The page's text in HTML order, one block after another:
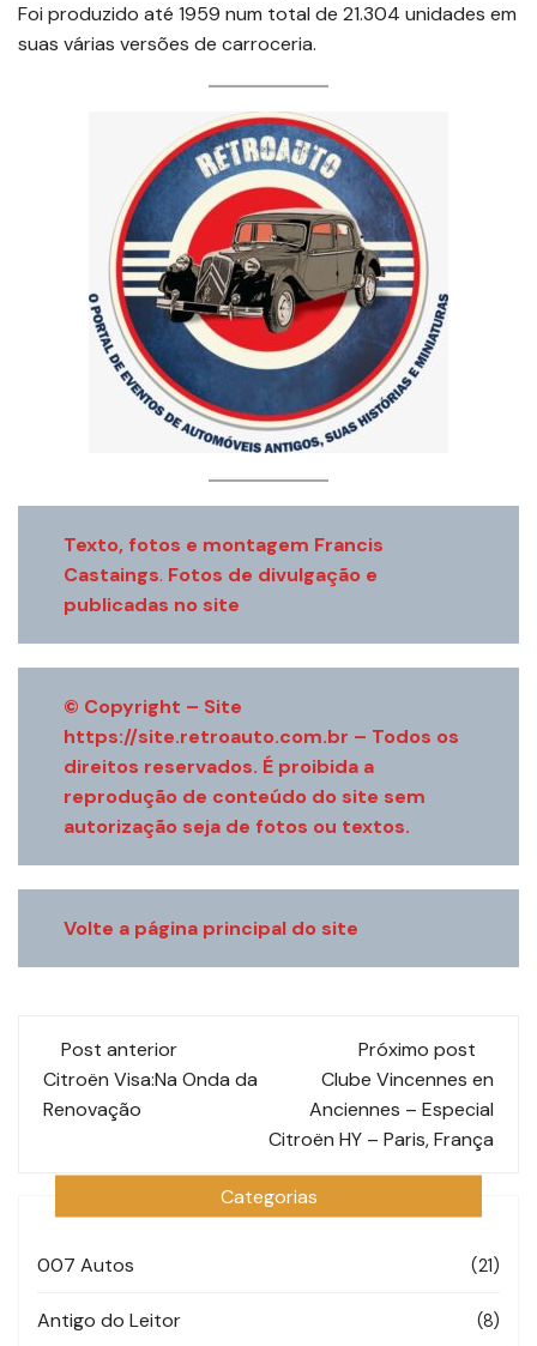
Foi produzido até 1959 num total de 21.304 unidades em
suas várias versões de carroceria.
Texto, fotos e montagem Francis
Castaings. Fotos de divulgação e
publicadas no site
© Copyright – Site
https://site.retroauto.com.br – Todos os
direitos reservados. É proibida a
reprodução de conteúdo do site sem
autorização seja de fotos ou textos.
Volte a página principal do site
Navegação
de
Post anterior
Citroën Visa:Na Onda da
Renovação
Próximo post
Clube Vincennes en
Anciennes – Especial
Citroën HY – Paris, França
Categorias
007 Autos (21)
Antigo do Leitor (8)